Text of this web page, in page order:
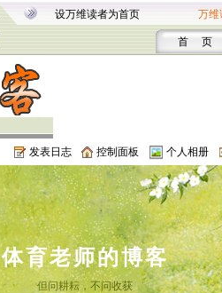
设万维读者为首页 万维
首 页
发表日志 控制面板 个人相册
体育老师的博客
但问耕耘，不问收获